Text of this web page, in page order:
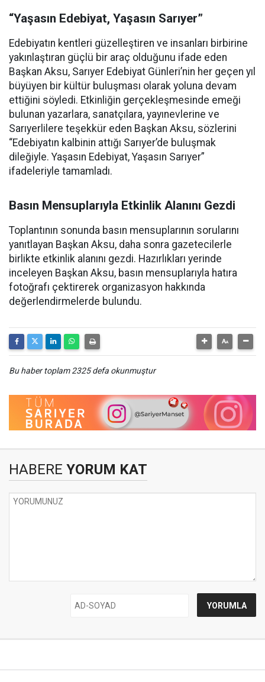
“Yaşasın Edebiyat, Yaşasın Sarıyer”
Edebiyatın kentleri güzelleştiren ve insanları birbirine
yakınlaştıran güçlü bir araç olduğunu ifade eden
Başkan Aksu, Sarıyer Edebiyat Günleri’nin her geçen yıl
büyüyen bir kültür buluşması olarak yoluna devam
ettiğini söyledi. Etkinliğin gerçekleşmesinde emeği
bulunan yazarlara, sanatçılara, yayınevlerine ve
Sarıyerlilere teşekkür eden Başkan Aksu, sözlerini
“Edebiyatın kalbinin attığı Sarıyer’de buluşmak
dileğiyle. Yaşasın Edebiyat, Yaşasın Sarıyer”
ifadeleriyle tamamladı.
Basın Mensuplarıyla Etkinlik Alanını Gezdi
Toplantının sonunda basın mensuplarının sorularını
yanıtlayan Başkan Aksu, daha sonra gazetecilerle
birlikte etkinlik alanını gezdi. Hazırlıkları yerinde
inceleyen Başkan Aksu, basın mensuplarıyla hatıra
fotoğrafı çektirerek organizasyon hakkında
değerlendirmelerde bulundu.
Bu haber toplam 2325 defa okunmuştur
HABERE YORUM KAT